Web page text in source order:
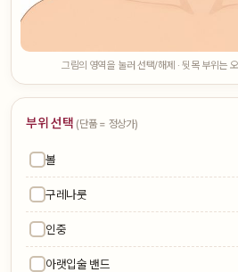
그림의 영역을 눌러 선택/해제 · 뒷목 부위는
부위 선택 (단품 = 정상가)
볼
구레나룻
인중
아랫입술 밴드